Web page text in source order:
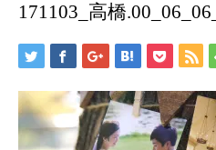
171103_高橋